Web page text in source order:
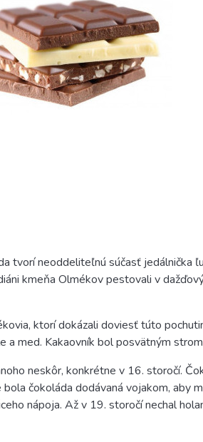
tvorí neoddeliteľnú súčasť
kmeňa Olmékov pestovali v
ktorí dokázali doviesť túto
a med. Kakaovník bol posvätným
neskôr, konkrétne v 16. storočí.
čokoláda dodávaná vojakom, aby
nápoja. Až v 19. storočí nechal